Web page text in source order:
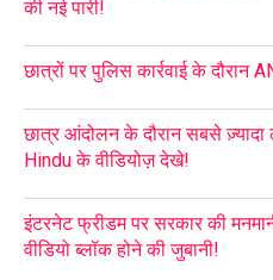
की नई पारी!
छात्रों पर पुलिस कार्रवाई के
छात्र आंदोलन के दौरान सबसे
Hindu के वीडियोज़ देखे!
इंटरनेट फ्रीडम पर सरकार की
वीडियो ब्लॉक होने की जुबानी!